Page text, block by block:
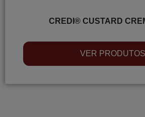
CREDI® CUSTARD
VER PRODUTOS